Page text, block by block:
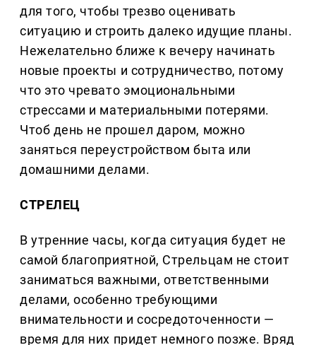
для того, чтобы трезво оценивать
ситуацию и строить далеко идущие планы.
Нежелательно ближе к вечеру начинать
новые проекты и сотрудничество, потому
что это чревато эмоциональными
стрессами и материальными потерями.
Чтоб день не прошел даром, можно
заняться переустройством быта или
домашними делами.
СТРЕЛЕЦ
В утренние часы, когда ситуация будет не
самой благоприятной, Стрельцам не стоит
заниматься важными, ответственными
делами, особенно требующими
внимательности и сосредоточенности —
время для них придет немного позже. Вряд